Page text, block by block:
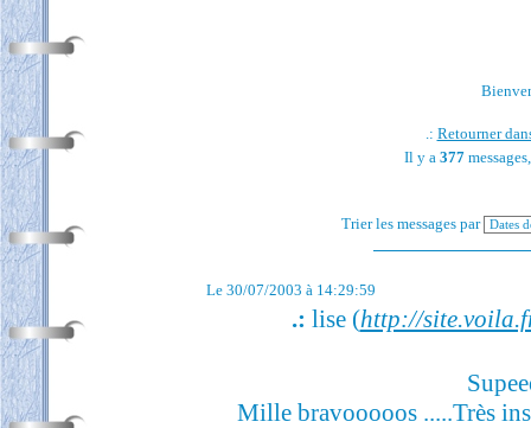
.: Retourner
Il y a 377
Trier les messages par
Le 30/07/2003 à 14:29:59
.: lise (http://
Mille bravooooos .....Très